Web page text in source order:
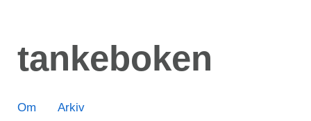
huvudinnehåll
tankeboken
Om Arkiv